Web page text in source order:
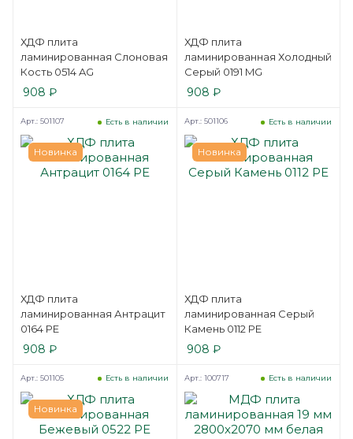
ХДФ плита
ламинированная Слоновая
Кость 0514 AG
908 ₽
ХДФ плита
ламинированная Холодный
Серый 0191 MG
908 ₽
Новинка
ХДФ плита
ламинированная Антрацит
0164 PE
Есть в наличии
Арт.: 501107
908 ₽
Новинка
ХДФ плита
ламинированная Серый
Камень 0112 PE
Есть в наличии
Арт.: 501106
908 ₽
Новинка
Есть в наличии
Арт.: 501105 Есть в наличии
Арт.: 100717